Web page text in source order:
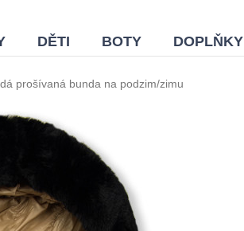
DĚTI BOTY DOPLŇKY
prošívaná bunda na podzim/zimu